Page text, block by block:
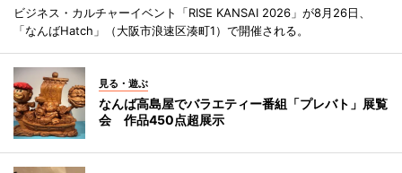
ビジネス・カルチャーイベント「RISE KANSAI 2026」が8月26日、
「なんばHatch」（大阪市浪速区湊町1）で開催される。
見る・遊ぶ
なんば高島屋でバラエティー番組「プレバト」展覧
会 作品450点超展示